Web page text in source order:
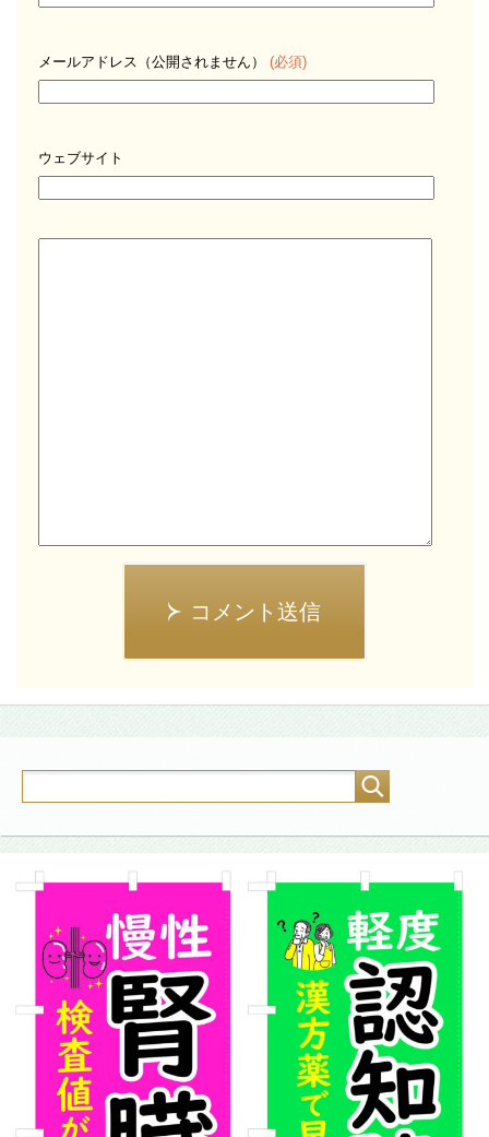
メールアドレス（公開されません） (必須)
ウェブサイト
コメント送信